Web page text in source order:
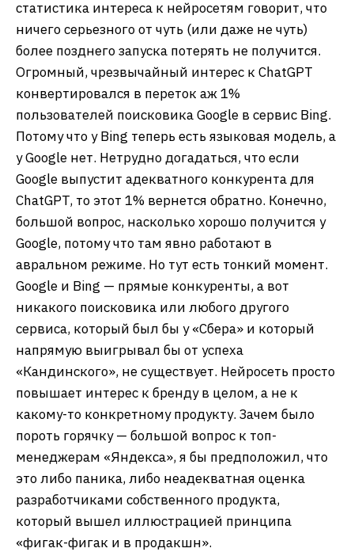
статистика интереса к нейросетям говорит, что
ничего серьезного от чуть (или даже не чуть)
более позднего запуска потерять не получится.
Огромный, чрезвычайный интерес к ChatGPT
конвертировался в переток аж 1%
пользователей поисковика Google в сервис Bing.
Потому что у Bing теперь есть языковая модель, а
у Google нет. Нетрудно догадаться, что если
Google выпустит адекватного конкурента для
ChatGPT, то этот 1% вернется обратно. Конечно,
большой вопрос, насколько хорошо получится у
Google, потому что там явно работают в
авральном режиме. Но тут есть тонкий момент.
Google и Bing — прямые конкуренты, а вот
никакого поисковика или любого другого
сервиса, который был бы у «Сбера» и который
напрямую выигрывал бы от успеха
«Кандинского», не существует. Нейросеть просто
повышает интерес к бренду в целом, а не к
какому-то конкретному продукту. Зачем было
пороть горячку — большой вопрос к топ-
менеджерам «Яндекса», я бы предположил, что
это либо паника, либо неадекватная оценка
разработчиками собственного продукта,
который вышел иллюстрацией принципа
«фигак-фигак и в продакшн».